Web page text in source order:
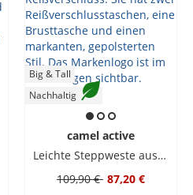
Big & Tall
Nachhaltig
camel active
Leichte Steppweste aus recycelten Materialien
109,90 € 87,20 €